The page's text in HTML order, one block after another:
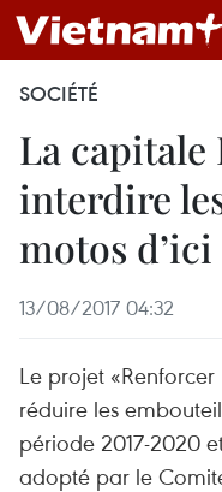
SOCIÉTÉ
La capitale
interdire
motos
13/08/2017 04:32
Le projet
réduire les
période 2017-2020
adopté par le